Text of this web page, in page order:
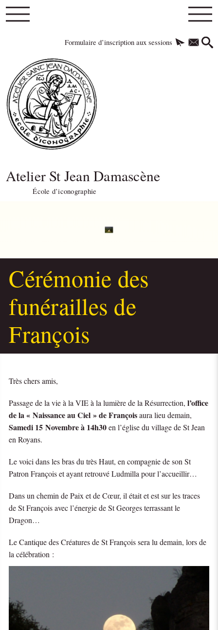
Formulaire d’inscription aux sessions
Atelier St Jean Damascène
École d’iconographie
Cérémonie des
funérailles de
François
Très chers amis,
Passage de la vie à la VIE à la lumière de la Résurrection,l’office
de la « Naissance au Ciel » de Françoisaura lieu demain,
Samedi 15 Novembre à 14h30en l’église du village de St Jean
en Royans.
Le voici dans les bras du très Haut, en compagnie de son St
Patron François et ayant retrouvé Ludmilla pour l’accueillir…
Dans un chemin de Paix et de Cœur, il était et est sur les traces
de St François avec l’énergie de St Georges terrassant le
Dragon…
Le Cantique des Créatures de St François sera lu demain, lors de
la célébration :